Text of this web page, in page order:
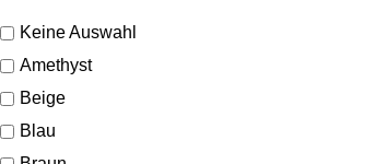
Keine Auswahl
Amethyst
Beige
Blau